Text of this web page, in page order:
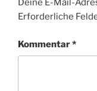
Deine E-Mail-
Erforderliche
Kommentar*